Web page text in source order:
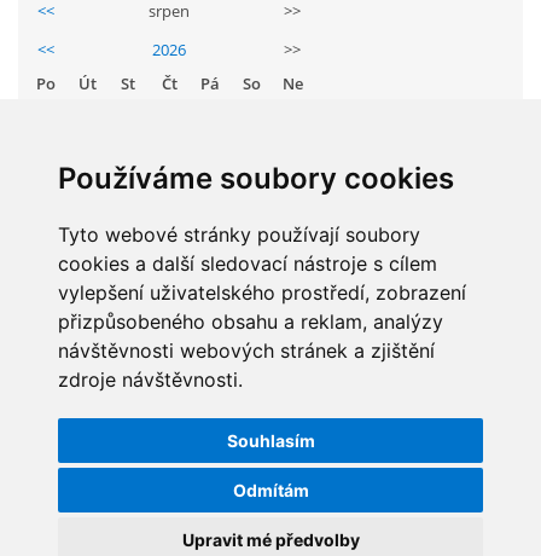
Používáme soubory cookies
Tyto webové stránky používají soubory
cookies a další sledovací nástroje s cílem
vylepšení uživatelského prostředí, zobrazení
přizpůsobeného obsahu a reklam, analýzy
návštěvnosti webových stránek a zjištění
zdroje návštěvnosti.
Souhlasím
Odmítám
Upravit mé předvolby
JAK MOTIVOVAT DÍTĚ KE ČTENÍ
REZERVAČNÍ SYSTÉM SPORTOVNÍ HALY
ŠKOLNÍ PORADENSKÉ PRACOVIŠTĚ
NAUČNÁ STEZKA ZBRASLAV
<< srpen
>>
<<
2026
>>
Po
Út St Čt Pá So
Ne
11 12 13 14 15
16
18 19 20 21 22
23
25 26 27 28 29
30
STATISTIKY